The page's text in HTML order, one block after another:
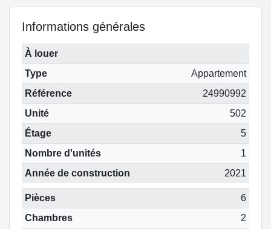
Informations générales
À louer
Type
Appartement
Référence
24990992
Unité
502
Étage
5
Nombre d'unités
1
Année de construction
2021
Pièces
6
Chambres
2